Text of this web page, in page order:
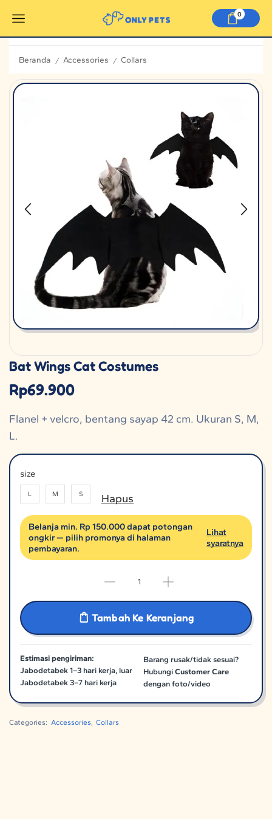
0
Beranda / Accessories / Collars
Bat Wings Cat Costumes
Rp69.900
Flanel + velcro, bentang sayap 42 cm. Ukuran S, M,
L.
size
L M S Hapus
Belanja min. Rp 150.000 dapat potongan
ongkir — pilih promonya di halaman
pembayaran.
Lihat
syaratnya
Tambah Ke Keranjang
Estimasi pengiriman:
Jabodetabek 1–3 hari kerja, luar
Jabodetabek 3–7 hari kerja
Barang rusak/tidak sesuai?
HubungiCustomer Care
dengan foto/video
Categories: Accessories, Collars